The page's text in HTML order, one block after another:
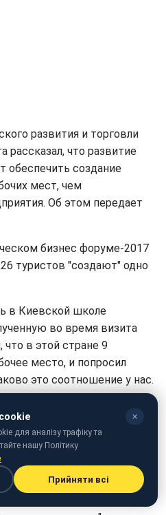
развития и торговли
что развитие
обеспечить создание
мест, чем
Об этом передает
бизнес форуме-2017
туристов "создают" одно
в Киевской школе
во время визита
в этой стране 9
место, и попросил
это соотношение у нас.
достоверности
= 1 рабочее место.
сейчас посещает 4 млн
работает 154 тысячи
по численности населения
туристов около 2 млн, –
как на крупных
✕
для аналізу трафіку та
нашу Політику
Прийняти всі